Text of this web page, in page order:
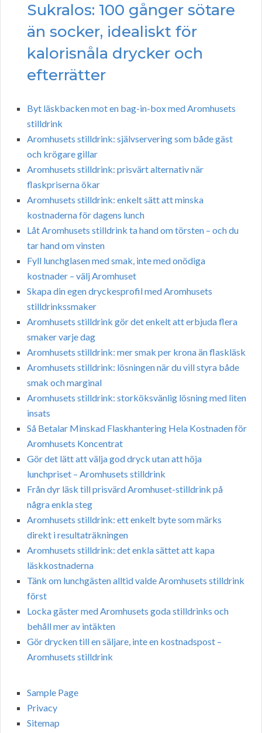
Sukralos: 100 gånger sötare
än socker, idealiskt för
kalorisnåla drycker och
efterrätter
Byt läskbacken mot en bag-in-box med Aromhusets
stilldrink
Aromhusets stilldrink: självservering som både gäst
och krögare gillar
Aromhusets stilldrink: prisvärt alternativ när
flaskpriserna ökar
Aromhusets stilldrink: enkelt sätt att minska
kostnaderna för dagens lunch
Låt Aromhusets stilldrink ta hand om törsten – och du
tar hand om vinsten
Fyll lunchglasen med smak, inte med onödiga
kostnader – välj Aromhuset
Skapa din egen dryckesprofil med Aromhusets
stilldrinkssmaker
Aromhusets stilldrink gör det enkelt att erbjuda flera
smaker varje dag
Aromhusets stilldrink: mer smak per krona än flaskläsk
Aromhusets stilldrink: lösningen när du vill styra både
smak och marginal
Aromhusets stilldrink: storköksvänlig lösning med liten
insats
Så Betalar Minskad Flaskhantering Hela Kostnaden för
Aromhusets Koncentrat
Gör det lätt att välja god dryck utan att höja
lunchpriset – Aromhusets stilldrink
Från dyr läsk till prisvärd Aromhuset-stilldrink på
några enkla steg
Aromhusets stilldrink: ett enkelt byte som märks
direkt i resultaträkningen
Aromhusets stilldrink: det enkla sättet att kapa
läskkostnaderna
Tänk om lunchgästen alltid valde Aromhusets stilldrink
först
Locka gäster med Aromhusets goda stilldrinks och
behåll mer av intäkten
Gör drycken till en säljare, inte en kostnadspost –
Aromhusets stilldrink
Sample Page
Privacy
Sitemap